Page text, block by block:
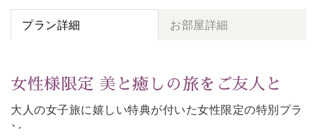
プラン詳細 お部屋詳細
女性様限定 美と癒しの旅をご友人と
大人の女子旅に嬉しい特典が付いた女性限定の特別プラ
ン。